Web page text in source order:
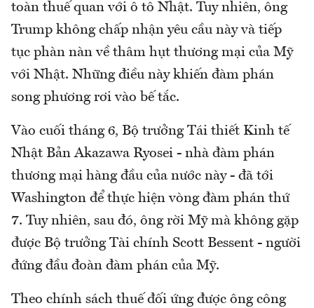
toàn thuế quan với ô tô Nhật. Tuy nhiên, ông
Trump không chấp nhận yêu cầu này và tiếp
tục phàn nàn về thâm hụt thương mại của Mỹ
với Nhật. Những điều này khiến đàm phán
song phương rơi vào bế tắc.
Vào cuối tháng 6, Bộ trưởng Tái thiết Kinh tế
Nhật Bản Akazawa Ryosei - nhà đàm phán
thương mại hàng đầu của nước này - đã tới
Washington để thực hiện vòng đàm phán thứ
7. Tuy nhiên, sau đó, ông rời Mỹ mà không gặp
được Bộ trưởng Tài chính Scott Bessent - người
đứng đầu đoàn đàm phán của Mỹ.
Theo chính sách thuế đối ứng được ông công